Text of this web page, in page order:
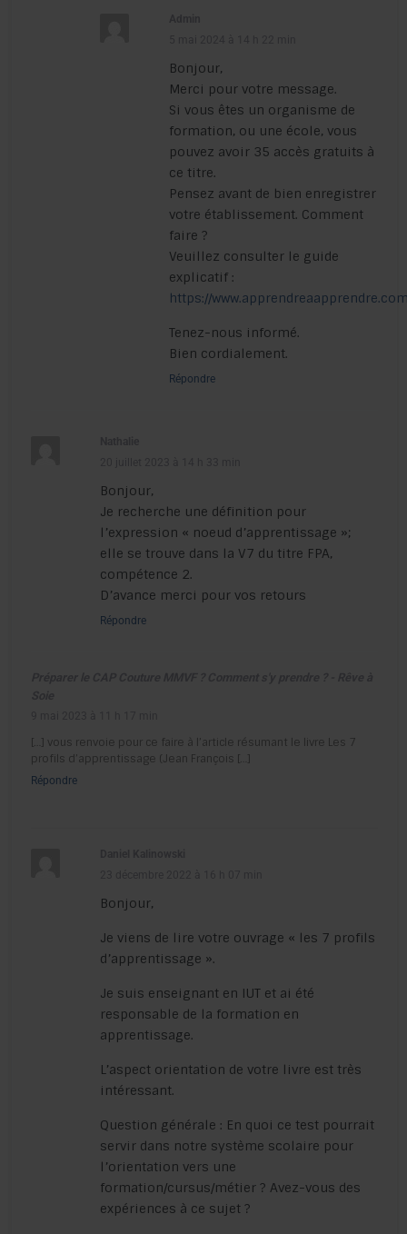
Bonjour,
Merci pour votre message.
Si vous êtes un organisme de
formation, ou une école, vous
pouvez avoir 35 accès gratuits à
ce titre.
Pensez avant de bien enregistrer
votre établissement. Comment
faire ?
Veuillez consulter le guide
explicatif :
https://
Tenez-nous informé.
Bien cordialement.
Répondre
Bonjour,
Je recherche une définition pour
l’expression « noeud d’apprentissage »;
elle se trouve dans la V7 du titre FPA,
compétence 2.
D’avance merci pour vos retours
Répondre
[…] vous renvoie pour ce faire à l’article résumant le livre Les 7
profils d’apprentissage (Jean François […]
Répondre
Bonjour,
Je viens de lire votre ouvrage « les 7 profils
d’apprentissage ».
Je suis enseignant en IUT et ai été
responsable de la formation en
apprentissage.
L’aspect orientation de votre livre est très
intéressant.
Question générale : En quoi ce test pourrait
servir dans notre système scolaire pour
l’orientation vers une
formation/cursus/métier ? Avez-vous des
expériences à ce sujet ?